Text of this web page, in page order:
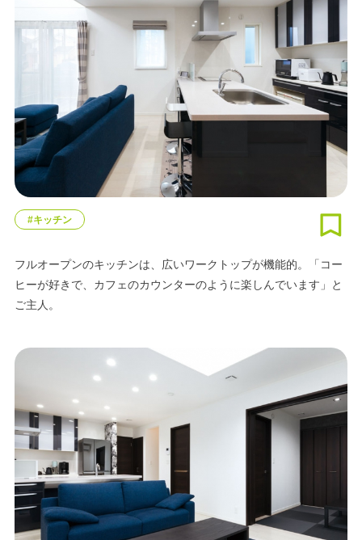
#キッチン
フルオープンのキッチンは、広いワークトップが機能的。「コー
ヒーが好きで、カフェのカウンターのように楽しんでいます」と
ご主人。